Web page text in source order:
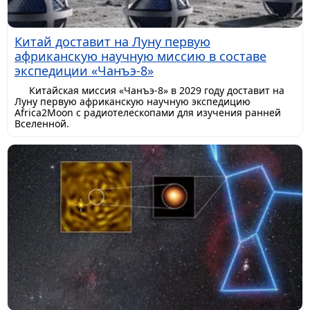
Китай доставит на Луну первую
африканскую научную миссию в составе
экспедиции «Чанъэ-8»
Китайская миссия «Чанъэ-8» в 2029 году доставит на
Луну первую африканскую научную экспедицию
Africa2Moon с радиотелескопами для изучения ранней
Вселенной.